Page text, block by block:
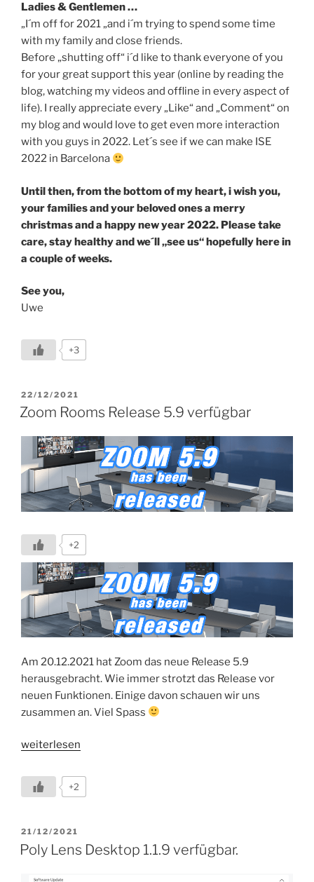
Ladies & Gentlemen …
„I´m off for 2021 „and i´m trying to spend some time
with my family and close friends.
Before „shutting off“ i´d like to thank everyone of you
for your great support this year (online by reading the
blog, watching my videos and offline in every aspect of
life). I really appreciate every „Like“ and „Comment“ on
my blog and would love to get even more interaction
with you guys in 2022. Let´s see if we can make ISE
2022 in Barcelona
Until then, from the bottom of my heart, i wish you,
your families and your beloved ones a merry
christmas and a happy new year 2022. Please take
care, stay healthy and we´ll „see us“ hopefully here in
a couple of weeks.
See you,
Uwe
+3
VERÖFFENTLICHT
AM
22/12/2021
Zoom Rooms Release 5.9 verfügbar
+2
Am 20.12.2021 hat Zoom das neue Release 5.9
herausgebracht. Wie immer strotzt das Release vor
neuen Funktionen. Einige davon schauen wir uns
zusammen an. Viel Spass
„Zoom
Release
5.9
weiterlesen
+2
VERÖFFENTLICHT
AM
21/12/2021
Poly Lens Desktop 1.1.9 verfügbar.